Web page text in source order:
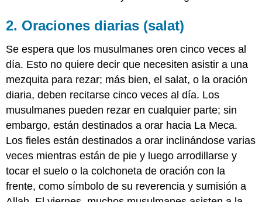
2. Oraciones diarias (salat)
Se espera que los musulmanes oren cinco veces al
día. Esto no quiere decir que necesiten asistir a una
mezquita para rezar; más bien, el salat, o la oración
diaria, deben recitarse cinco veces al día. Los
musulmanes pueden rezar en cualquier parte; sin
embargo, están destinados a orar hacia La Meca.
Los fieles están destinados a orar inclinándose varias
veces mientras están de pie y luego arrodillarse y
tocar el suelo o la colchoneta de oración con la
frente, como símbolo de su reverencia y sumisión a